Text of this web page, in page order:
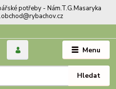
potřeby - Nám.T.G.Masaryka
Menu
Hledat